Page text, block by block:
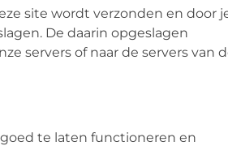
site wordt verzonden en door
De daarin opgeslagen
servers of naar de servers van
te laten functioneren en